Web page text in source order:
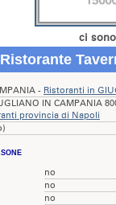
ci
- Ristoranti in
IN CAMPANIA
provincia di Napoli
no
no
no